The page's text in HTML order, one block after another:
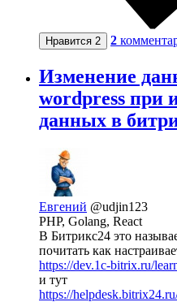
Нравится 2 2
Изменение
wordpress при
данных в
Евгений @udjin123
PHP, Golang, React
В Битрикс24 это
почитать как
https://dev.1c-bitrix.ru/
и тут
https://